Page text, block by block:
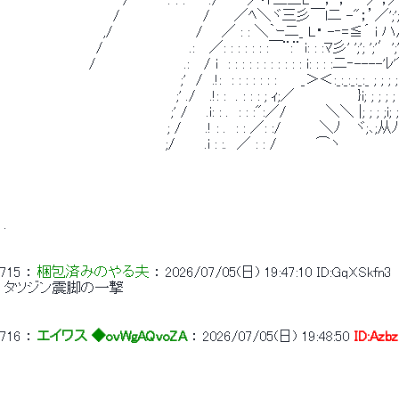
/　　　　　　　　 / 　　／ﾍ＼ヾ三彡￣l二 -"；’／';'; ';';
,/　　　　　　　　 / 　 ／ : : ＼｀ｰ二_ L・ -‐=≦´ i ハ/
/　　　　 　 　 　 .:　 ／: : : : : : :￣¨:¨ i: : :ﾏ彡' ';';
/　　　　　　　　　.:　 / i　: : : : : : : : : : : i: : : :二‐----'
;'　/　.!:　: : : : : : : 　　_＞＜:_:_:_:_:_ ; ; ; ; ; !
;' ./　 .!: :　. : : : ; ｨ;／　　　　　　 }i; ; ; ; ; ; i
;' / 　 .i: : .　: : :":／/　　　　＼＼ |; ; ; ;i; ; ;{
; /　　 .! : .　: : ／: :/　　 　 ＼ﾉ 　ヾ;､;从ﾉ; !
;/　　　.i : :.　／ : : /　　　　⌒ヽ　　　　　　
715 ： 梱包済みのやる夫 ： 2026/07/05(日) 19:47:10 ID:GqXSkfn3
タツジン震脚の一撃
716 ： エイワス ◆ovWgAQvoZA ： 2026/07/05(日) 19:48:50